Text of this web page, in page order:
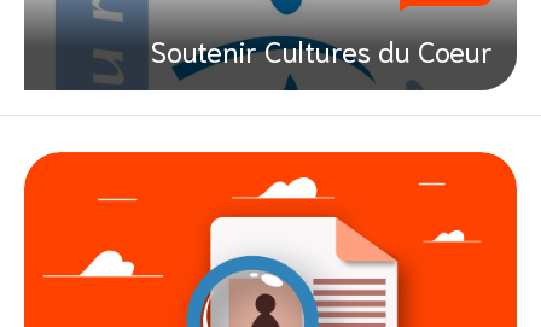
Soutenir Cultures du Coeur